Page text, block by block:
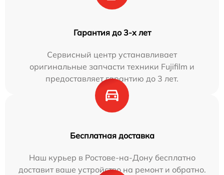
Гарантия до 3-х лет
Сервисный центр устанавливает
оригинальные запчасти техники Fujifilm и
предоставляет гарантию до 3 лет.
Бесплатная доставка
Наш курьер в Ростове-на-Дону бесплатно
доставит ваше устройство на ремонт и обратно.